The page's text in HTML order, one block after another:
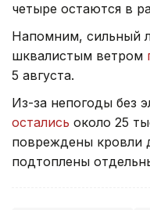
четыре остаются в
Напомним, сильный
шквалистым ветром
5 августа.
Из-за непогоды без
остались около 25
повреждены кровли
подтоплены